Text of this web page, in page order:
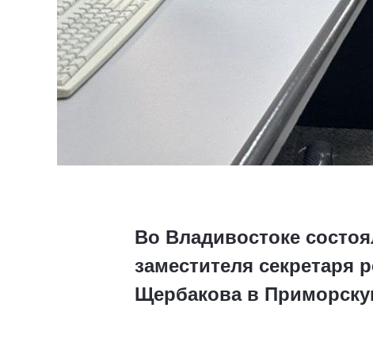
Во Владивостоке
заместителя секретаря
Щербакова в